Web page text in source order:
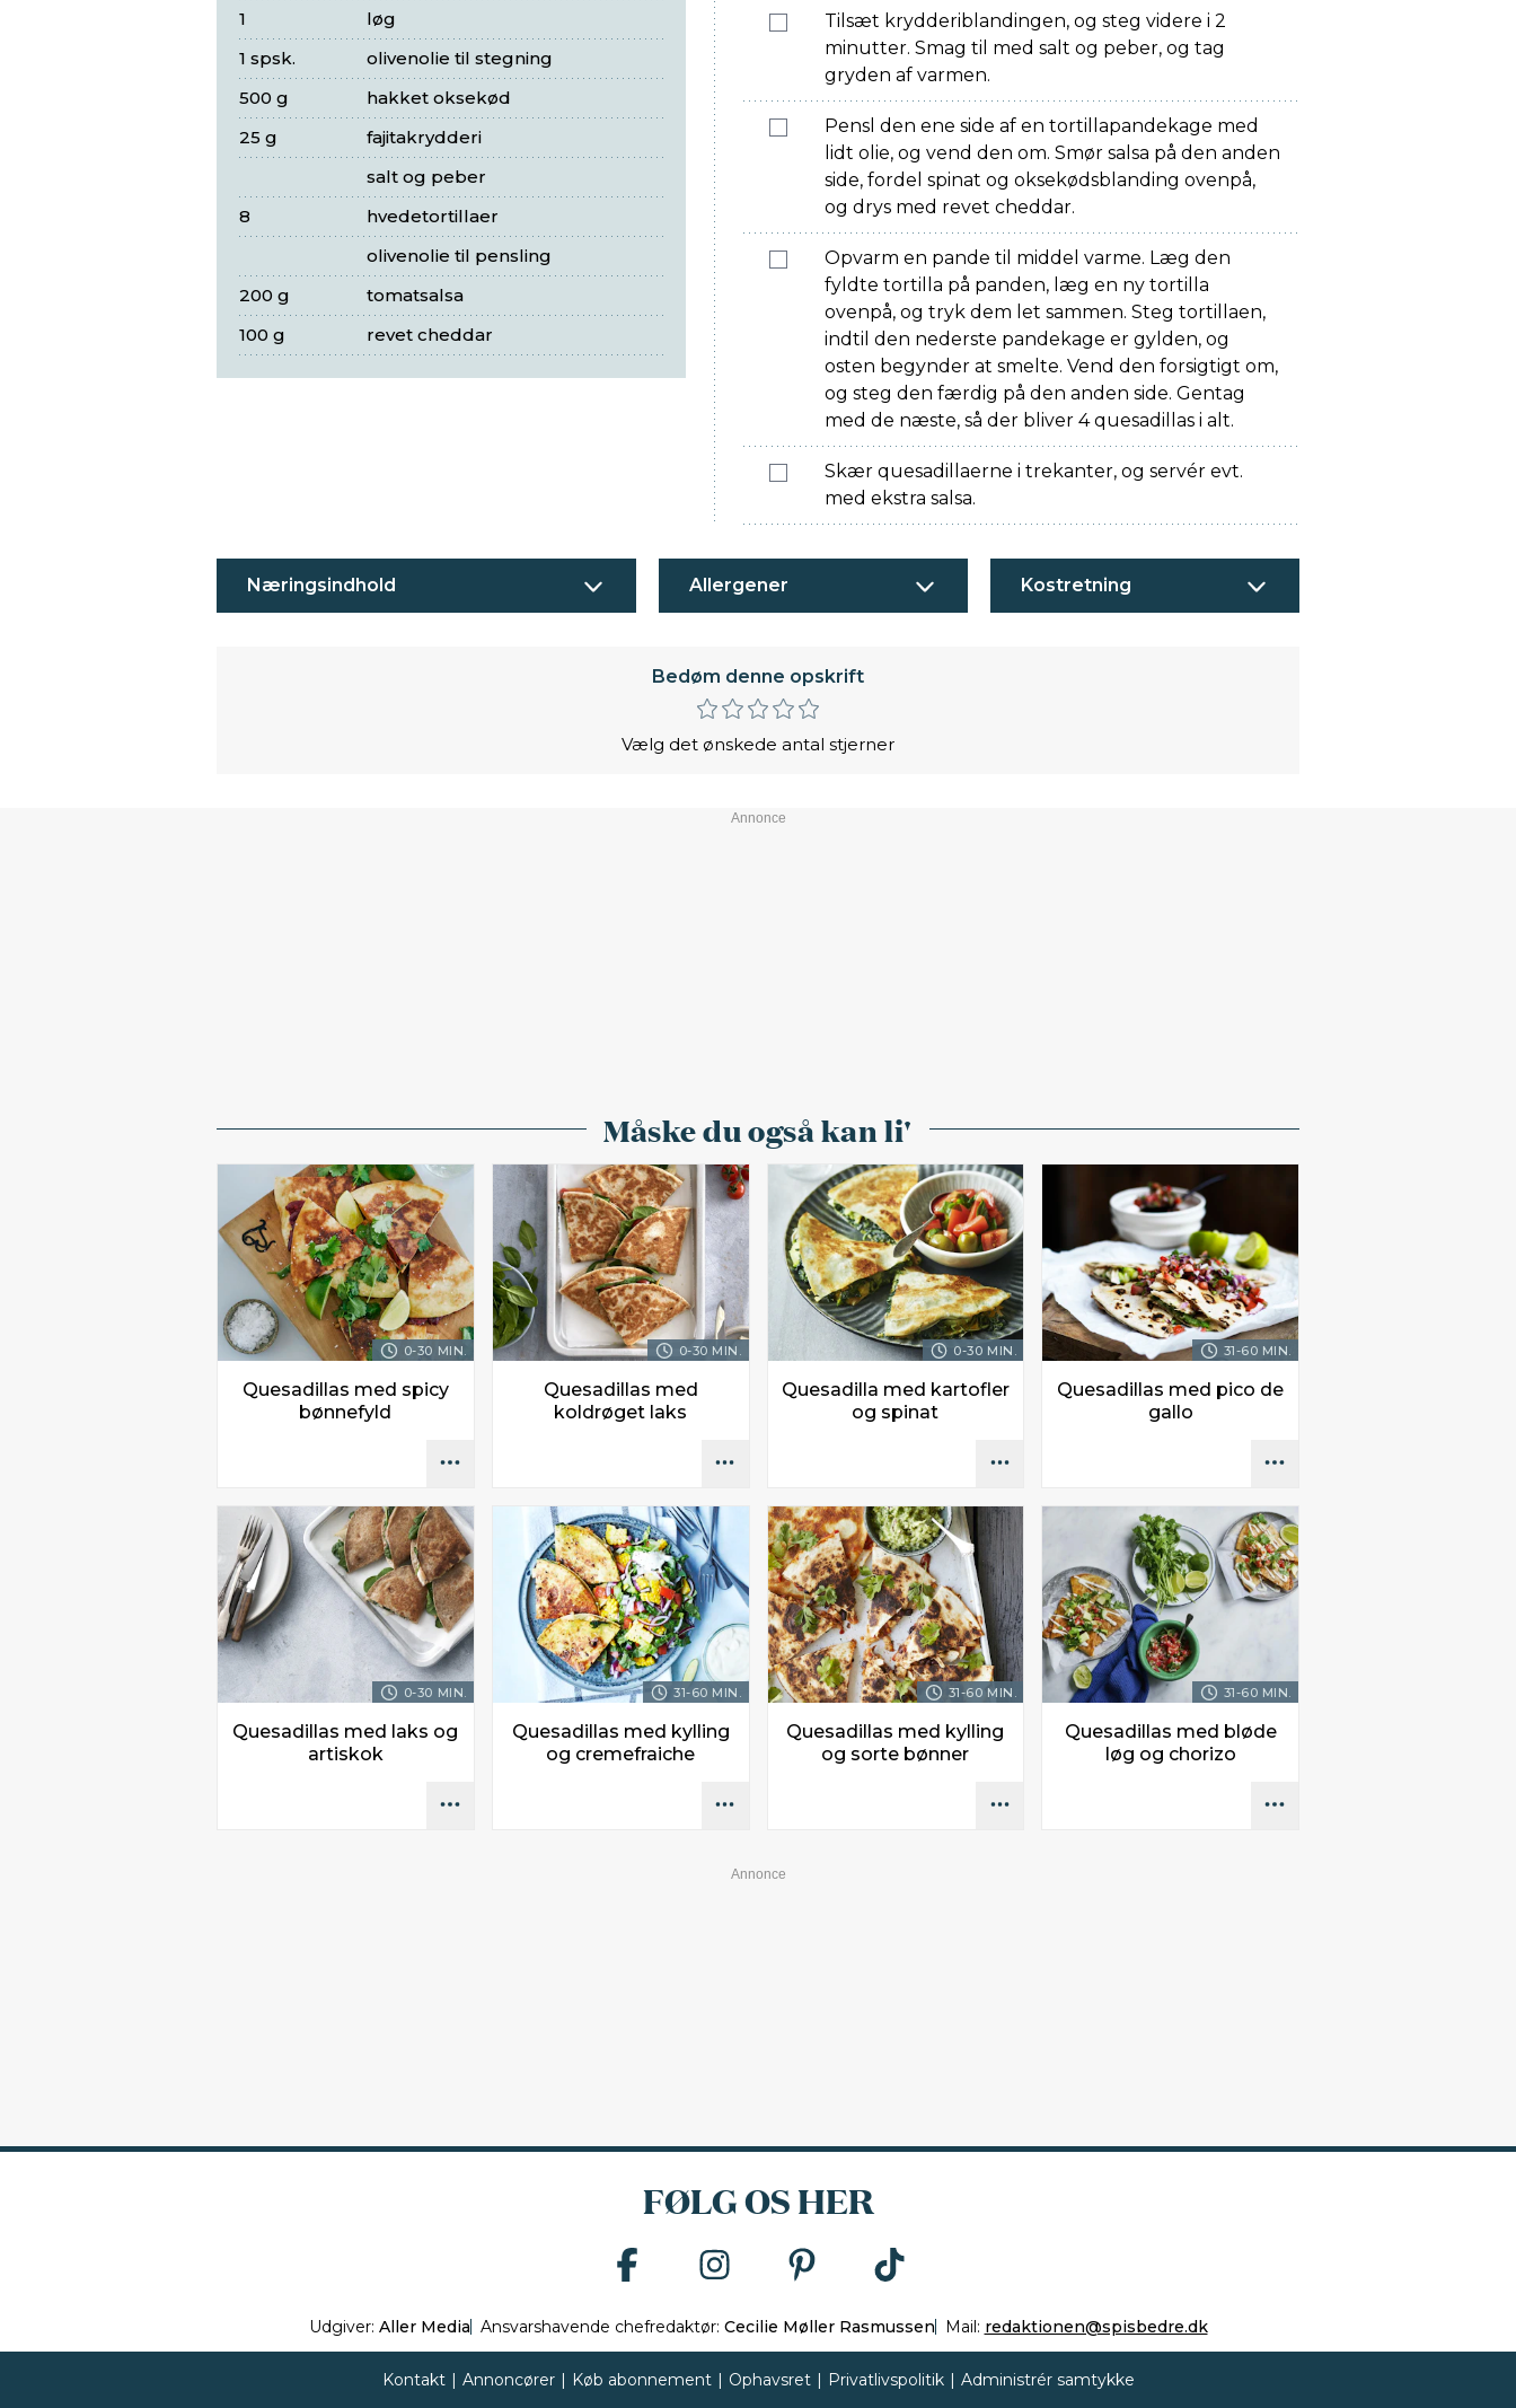
løg
1
olivenolie til stegning
1 spsk.
hakket oksekød
500 g
fajitakrydderi
25 g
salt og peber
hvedetortillaer
8
olivenolie til pensling
tomatsalsa
200 g
revet cheddar
100 g
Tilsæt krydderiblandingen, og steg videre i 2
minutter. Smag til med salt og peber, og tag
gryden af varmen.
Pensl den ene side af en tortillapandekage med
lidt olie, og vend den om. Smør salsa på den anden
side, fordel spinat og oksekødsblanding ovenpå,
og drys med revet cheddar.
Opvarm en pande til middel varme. Læg den
fyldte tortilla på panden, læg en ny tortilla
ovenpå, og tryk dem let sammen. Steg tortillaen,
indtil den nederste pandekage er gylden, og
osten begynder at smelte. Vend den forsigtigt om,
og steg den færdig på den anden side. Gentag
med de næste, så der bliver 4 quesadillas i alt.
Skær quesadillaerne i trekanter, og servér evt.
med ekstra salsa.
Næringsindhold Allergener Kostretning
Bedøm denne opskrift
Vælg det ønskede antal stjerner
Måske du også kan li'
0-30 MIN.
Quesadillas med spicy
bønnefyld
0-30 MIN.
Quesadillas med
koldrøget laks
0-30 MIN.
Quesadilla med kartofler
og spinat
31-60 MIN.
Quesadillas med pico de
gallo
0-30 MIN.
Quesadillas med laks og
artiskok
31-60 MIN.
Quesadillas med kylling
og cremefraiche
31-60 MIN.
Quesadillas med kylling
og sorte bønner
31-60 MIN.
Quesadillas med bløde
løg og chorizo
FØLG OS HER
Udgiver: Aller Media Ansvarshavende chefredaktør: Cecilie Møller Rasmussen Mail: redaktionen@spisbedre.dk
Kontakt Annoncører Køb abonnement Ophavsret Privatlivspolitik
Administrér samtykke